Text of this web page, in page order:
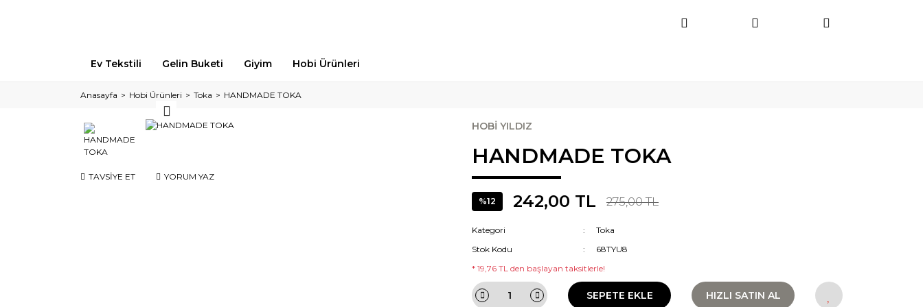
Ev Tekstili Gelin Buketi Giyim Hobi Ürünleri
Anasayfa Hobi Ürünleri Toka HANDMADE TOKA
TAVSİYE ET YORUM YAZ
HOBİ YILDIZ
HANDMADE TOKA
%12 242,00 TL 275,00 TL
Kategori
Toka
Stok Kodu
68TYU8
* 19,76 TL den başlayan taksitlerle!
SEPETE EKLE HIZLI SATIN AL